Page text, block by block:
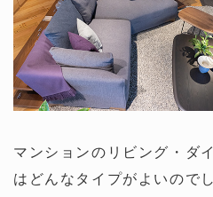
マンションのリビング・ダ
はどんなタイプがよいので